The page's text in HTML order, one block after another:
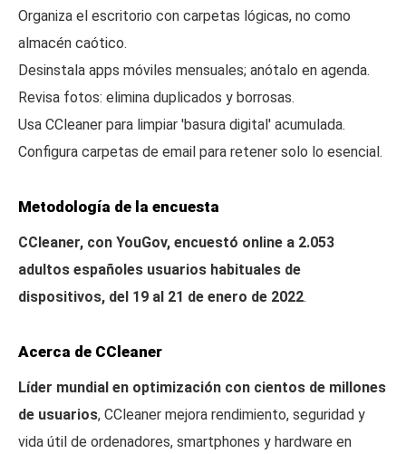
Organiza el escritorio con carpetas lógicas, no como
almacén caótico.
Desinstala apps móviles mensuales; anótalo en agenda.
Revisa fotos: elimina duplicados y borrosas.
Usa CCleaner para limpiar 'basura digital' acumulada.
Configura carpetas de email para retener solo lo esencial.
Metodología de la encuesta
CCleaner, con YouGov, encuestó online a 2.053
adultos españoles usuarios habituales de
dispositivos, del 19 al 21 de enero de 2022.
Acerca de CCleaner
Líder mundial en optimización con cientos de millones
de usuarios, CCleaner mejora rendimiento, seguridad y
vida útil de ordenadores, smartphones y hardware en